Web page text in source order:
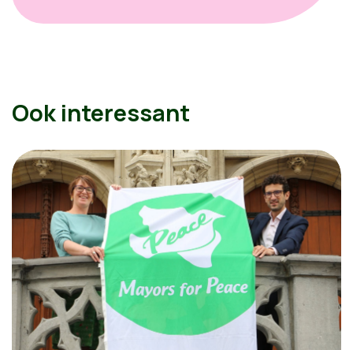
Ook interessant